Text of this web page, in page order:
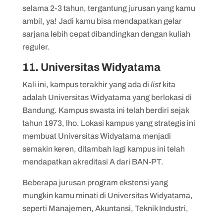
selama 2-3 tahun, tergantung jurusan yang kamu
ambil, ya! Jadi kamu bisa mendapatkan gelar
sarjana lebih cepat dibandingkan dengan kuliah
reguler.
11. Universitas Widyatama
Kali ini, kampus terakhir yang ada di listkita
adalah Universitas Widyatama yang berlokasi di
Bandung. Kampus swasta ini telah berdiri sejak
tahun 1973, lho. Lokasi kampus yang strategis ini
membuat Universitas Widyatama menjadi
semakin keren, ditambah lagi kampus ini telah
mendapatkan akreditasi A dari BAN-PT.
Beberapa jurusan program ekstensi yang
mungkin kamu minati di Universitas Widyatama,
seperti Manajemen, Akuntansi, Teknik Industri,